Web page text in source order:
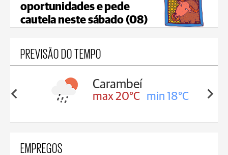
oportunidades e pede
cautela neste sábado (08)
PREVISÃO DO TEMPO
18°C
Carambeí
max 20°C min 18°C
EMPREGOS